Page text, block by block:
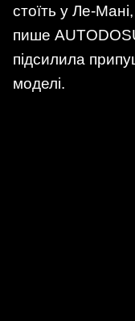
стоїть у Ле-
пише
підсилила
моделі.